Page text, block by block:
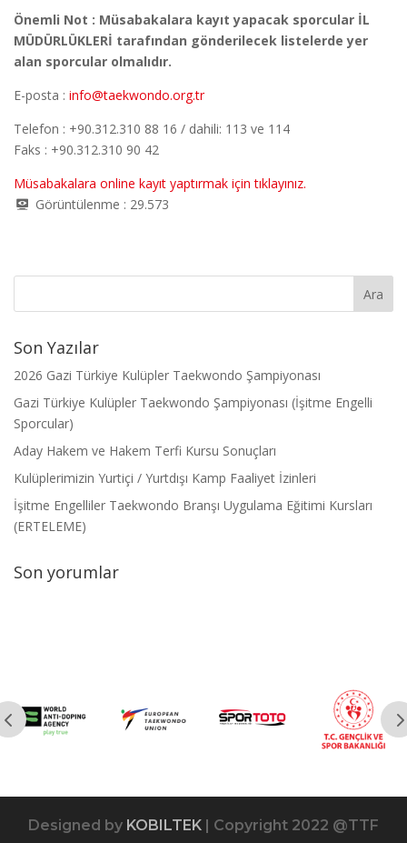
Önemli Not : Müsabakalara kayıt yapacak sporcular İL
MÜDÜRLÜKLERİ tarafından gönderilecek listelerde yer
alan sporcular olmalıdır.
E-posta : info@taekwondo.org.tr
Telefon : +90.312.310 88 16 / dahili: 113 ve 114
Faks : +90.312.310 90 42
Müsabakalara online kayıt yaptırmak için tıklayınız.
Görüntülenme : 29.573
Son Yazılar
2026 Gazi Türkiye Kulüpler Taekwondo Şampiyonası
Gazi Türkiye Kulüpler Taekwondo Şampiyonası (İşitme Engelli
Sporcular)
Aday Hakem ve Hakem Terfi Kursu Sonuçları
Kulüplerimizin Yurtiçi / Yurtdışı Kamp Faaliyet İzinleri
İşitme Engelliler Taekwondo Branşı Uygulama Eğitimi Kursları
(ERTELEME)
Son yorumlar
Designed by KOBILTEK | Copyright 2022 @TTF